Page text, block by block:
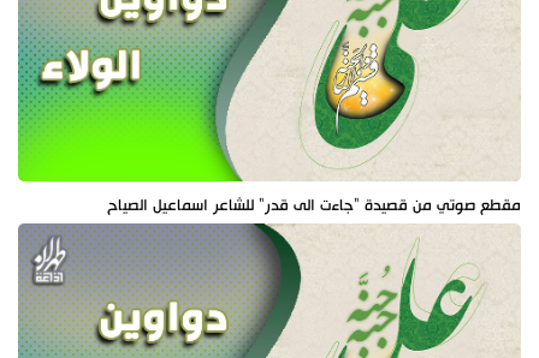
مقطع صوتي من قصيدة "جاءت الى قدر" للشاعر اسماعيل الصياح